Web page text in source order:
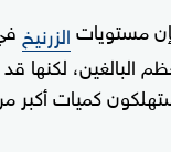
مستوياتالزرنيخ
البالغين، لكنها
كميات أكبر